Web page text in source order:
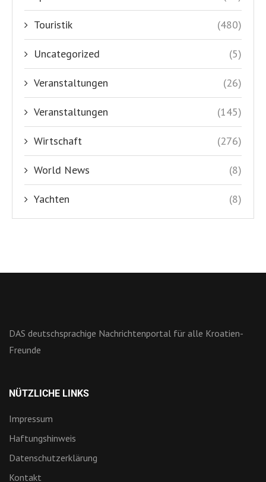
Touristik (480)
Uncategorized (5)
Veranstaltungen (26)
Veranstaltungen (145)
Wirtschaft (276)
World News (8)
Yachten (8)
DAS deutschsprachige Nachrichtenportal für alle Kroatien-
Freunde
NÜTZLICHE LINKS
Impressum
Haftungshinweis
Datenschutzerklärung
Kontakt